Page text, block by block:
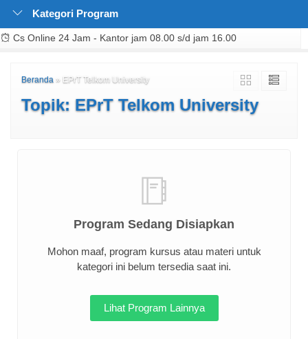
Kategori Program
Cs Online 24 Jam - Kantor jam 08.00 s/d jam 16.00
Beranda » EPrT Telkom University
Topik: EPrT Telkom University
Program Sedang Disiapkan
Mohon maaf, program kursus atau materi untuk
kategori ini belum tersedia saat ini.
Lihat Program Lainnya